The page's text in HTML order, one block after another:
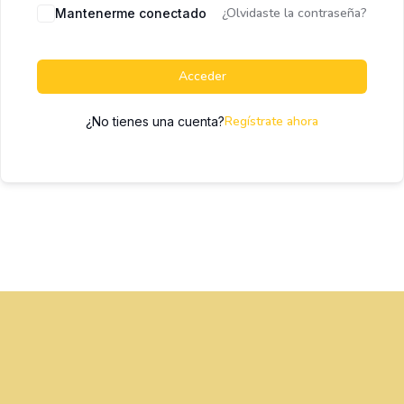
Mantenerme conectado ¿Olvidaste la contraseña?
Acceder
¿No tienes una cuenta?Regístrate ahora